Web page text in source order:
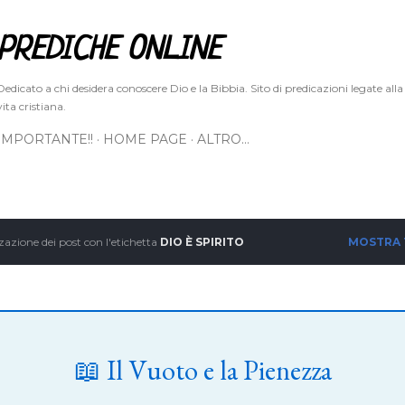
ONLINE
a chi desidera conoscere Dio e la Bibbia. Sito di predicazioni legate alla
cristiana.
HOME PAGE ALTRO…
dei post con l'etichetta DIO È SPIRITO MOSTRA
📖 Il Vuoto e la Pienezza